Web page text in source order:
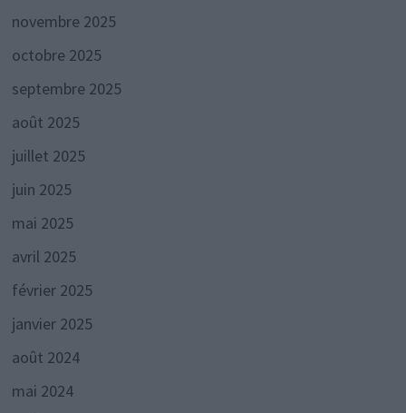
novembre 2025
octobre 2025
septembre 2025
août 2025
juillet 2025
juin 2025
mai 2025
avril 2025
février 2025
janvier 2025
août 2024
mai 2024